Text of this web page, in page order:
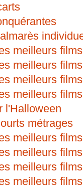
meilleurs
meilleurs
meilleurs
meilleurs
l'Halloween
métrages
meilleurs
meilleurs
meilleurs
meilleurs